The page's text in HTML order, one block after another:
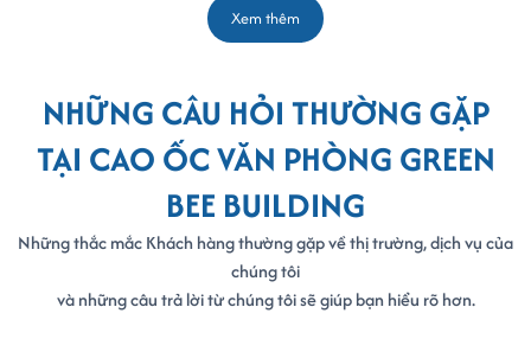
CÔNG TY CỔ PHẦN ĐẦU TƯ PHÁT TRIỂN ĐỊA ỐC TÂY BẮC
- Mã số thuế : 0310813686
Đạo, phường Chợ Quán Tp Hồ Chí Minh.
CÔNG TY TNHH TƯ VẤN -THIẾT KẾ XÂY DỰNG Q.T
- Mã số thuế : 0301835429
- Địa chỉ : tòa nhà Green Bee Building, số 684/28 Trần Hưng Đạo,
phường Chợ Quán Tp Hồ Chí Minh.
- Mã số thuế : 0312911209
Xem thêm
NHỮNG CÂU HỎI THƯỜNG GẶP
TẠI CAO ỐC VĂN PHÒNG GREEN
BEE BUILDING
Những thắc mắc Khách hàng thường gặp về thị trường, dịch vụ của
chúng tôi
và những câu trả lời từ chúng tôi sẽ giúp bạn hiểu rõ hơn.